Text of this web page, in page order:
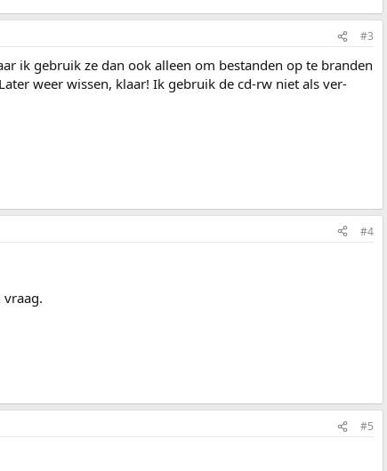
#3
ik gebruik ze dan ook alleen om bestanden op te branden
weer wissen, klaar! Ik gebruik de cd-rw niet als ver-
#4
#5